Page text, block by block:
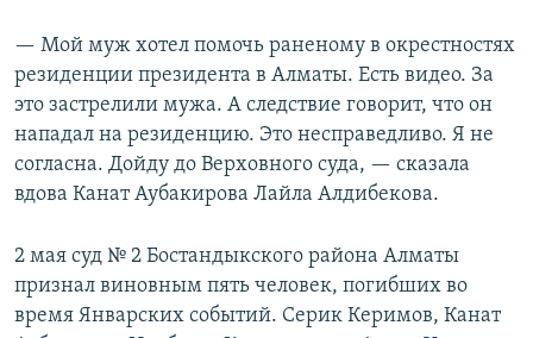
— Мой муж хотел помочь раненому в окрестностях
резиденции президента в Алматы. Есть видео. За
это застрелили мужа. А следствие говорит, что он
нападал на резиденцию. Это несправедливо. Я не
согласна. Дойду до Верховного суда, — сказала
вдова Канат Аубакирова Лайла Алдибекова.
2 мая суд № 2 Бостандыкского района Алматы
признал виновным пять человек, погибших во
время Январских событий. Серик Керимов, Канат